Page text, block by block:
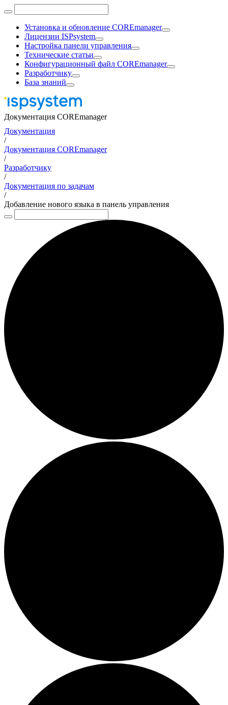
Установка и обновление COREmanager
Лицензии ISPsystem
Настройка панели управления
Технические статьи
Конфигурационный файл COREmanager
Разработчику
База знаний
Документация COREmanager
Документация
/
Документация COREmanager
/
Разработчику
/
Документация по задачам
/
Добавление нового языка в панель управления